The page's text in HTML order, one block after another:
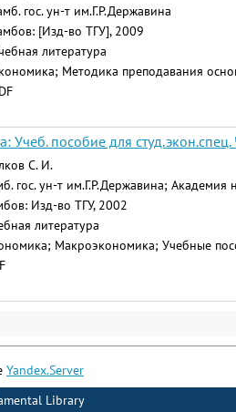
гос. ун-т им.Г.Р.Державина
[Изд-во ТГУ], 2009
литература
Методика преподавания
Учеб. пособие для студ.экон.спец.
С. И.
гос. ун-т им.Г.Р.Державина; Академия
Изд-во ТГУ, 2002
литература
Макроэкономика; Учебные
Yandex.Server
Library